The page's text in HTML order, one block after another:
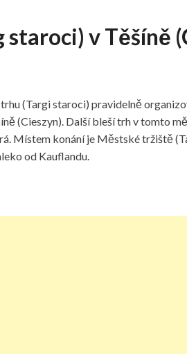
staroci) v Těšíně
(Targi staroci) pravidelně
(Cieszyn). Další bleší trh v tomto
Místem konání je Městské tržiště
od Kauflandu.